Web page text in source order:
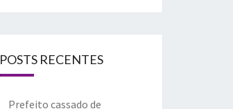
POSTS RECENTES
Prefeito cassado de